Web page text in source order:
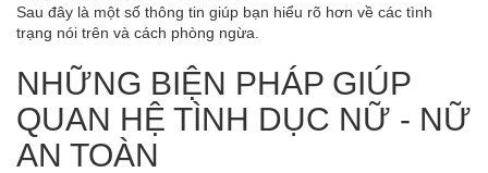
Sau đây là một số thông tin giúp bạn hiểu rõ hơn về các tình
trạng nói trên và cách phòng ngừa.
NHỮNG BIỆN PHÁP GIÚP
QUAN HỆ TÌNH DỤC NỮ - NỮ
AN TOÀN